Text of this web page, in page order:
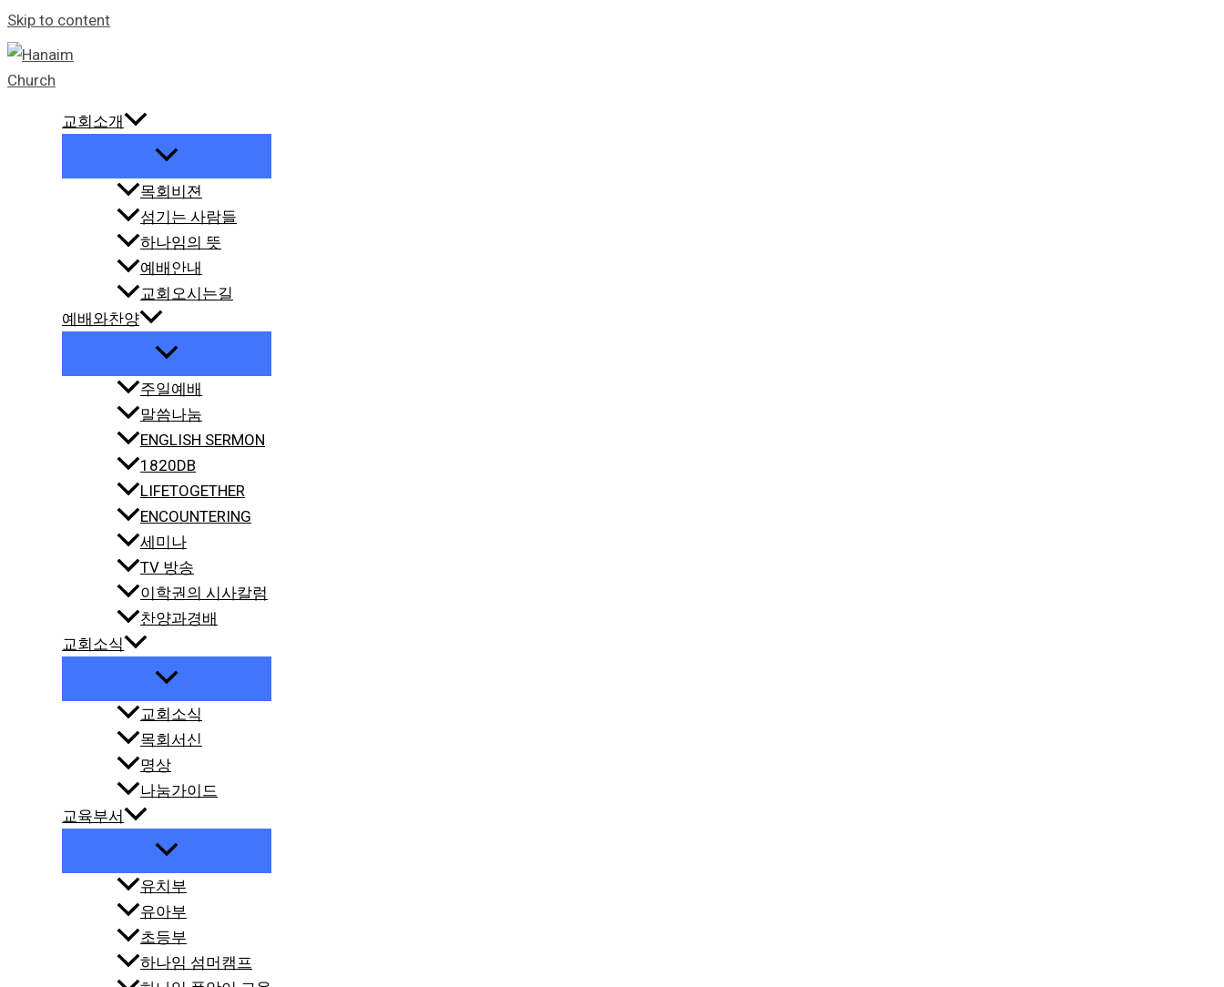
Skip to content
교회소개
목회비젼
섬기는 사람들
하나임의 뜻
예배안내
교회오시는길
예배와찬양
주일예배
말씀나눔
ENGLISH SERMON
1820DB
LIFETOGETHER
ENCOUNTERING
세미나
TV 방송
이학권의 시사칼럼
찬양과경배
교회소식
교회소식
목회서신
명상
나눔가이드
교육부서
유치부
유아부
초등부
하나임 섬머캠프